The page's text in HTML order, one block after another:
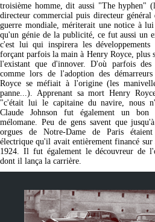
troisième homme, dit aussi "The hyphen"
directeur commercial puis directeur
guerre mondiale, mériterait une notice à lui
qu'un génie de la publicité, ce fut aussi un
c'est lui qui inspirera les développements
forçant parfois la main à Henry Royce, plus
l'existant que d'innover. D'où parfois des
comme lors de l'adoption des
Royce se méfiait à l'origine (les
panne...). Apprenant sa mort Henry
"c'était lui le capitaine du navire, nous
Claude Johnson fut également un
mélomane. Peu de gens savent que
orgues de Notre-Dame de Paris
électrique qu'il avait entièrement financé sur
1924. Il fut également le découvreur de
dont il lança la carrière.